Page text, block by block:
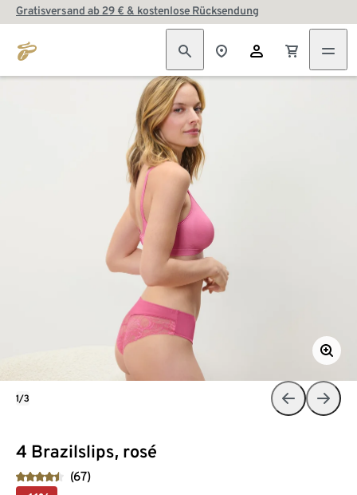
Gratisversand ab 29 € & kostenlose Rücksendung
4 Brazilslips, rosé
(67)
1/3